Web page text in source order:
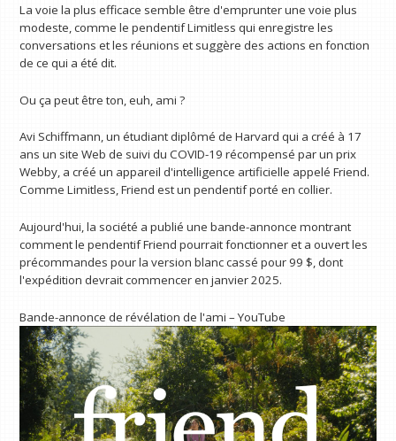
La voie la plus efficace semble être d'emprunter une voie plus
modeste, comme le pendentif Limitless qui enregistre les
conversations et les réunions et suggère des actions en fonction
de ce qui a été dit.
Ou ça peut être ton, euh, ami ?
Avi Schiffmann, un étudiant diplômé de Harvard qui a créé à 17
ans un site Web de suivi du COVID-19 récompensé par un prix
Webby, a créé un appareil d'intelligence artificielle appelé Friend.
Comme Limitless, Friend est un pendentif porté en collier.
Aujourd'hui, la société a publié une bande-annonce montrant
comment le pendentif Friend pourrait fonctionner et a ouvert les
précommandes pour la version blanc cassé pour 99 $, dont
l'expédition devrait commencer en janvier 2025.
Bande-annonce de révélation de l'ami – YouTube